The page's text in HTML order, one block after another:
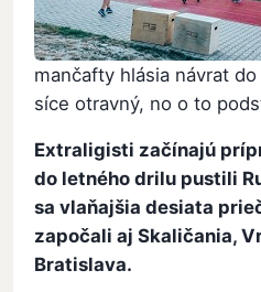
mančafty hlásia návrat
síce otravný, no o to
Extraligisti začínajú
do letného drilu pustili
sa vlaňajšia desiata
započali aj Skaličania,
Bratislava.